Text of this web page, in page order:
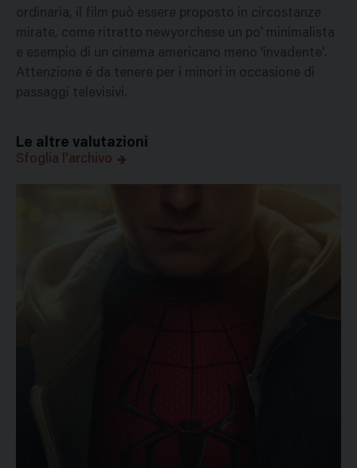
ordinaria, il film può essere proposto in circostanze
mirate, come ritratto newyorchese un po' minimalista
e esempio di un cinema americano meno 'invadente'.
Attenzione é da tenere per i minori in occasione di
passaggi televisivi.
Le altre valutazioni
Sfoglia l'archivo